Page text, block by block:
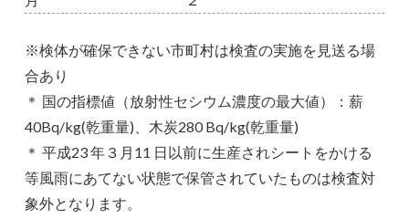
※検体が確保できない市町村は検査の実施を見送る場
合あり
＊ 国の指標値（放射性セシウム濃度の最大値）：薪
40Bq/kg(乾重量)、木炭280 Bq/kg(乾重量)
＊ 平成23 年３月11 日以前に生産されシートをかける
等風雨にあてない状態で保管されていたものは検査対
象外となります。